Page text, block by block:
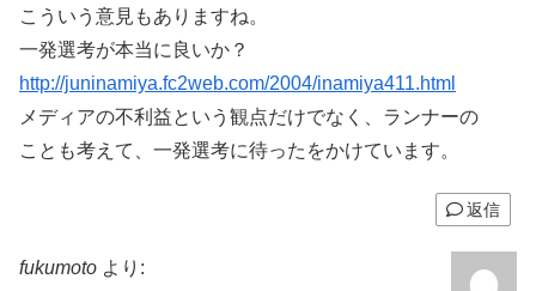
こういう意見もありますね。
一発選考が本当に良いか？
http://juninamiya.fc2web.com/2004/inamiya411.html
メディアの不利益という観点だけでなく、ランナーの
ことも考えて、一発選考に待ったをかけています。
返信
fukumoto より: